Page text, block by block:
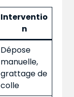
Interventio
n
Dépose
manuelle,
grattage de
colle